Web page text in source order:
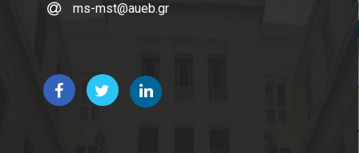
ms-mst@aueb.gr